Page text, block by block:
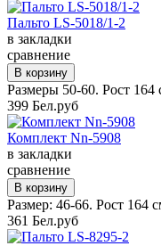
Пальто LS-5018/1-2
в закладки
сравнение
Размеры 50-60. Рост 164
399 Бел.руб
Комплект Nn-5908
в закладки
сравнение
Размер: 46-66. Рост 164
361 Бел.руб